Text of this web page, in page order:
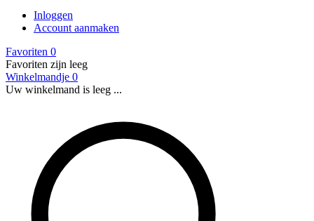
Inloggen
Account aanmaken
Favoriten 0
Favoriten zijn leeg
Winkelmandje 0
Uw winkelmand is leeg ...